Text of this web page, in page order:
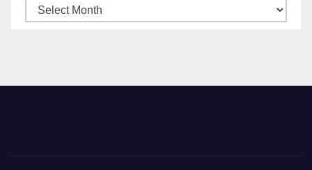
ARSIP